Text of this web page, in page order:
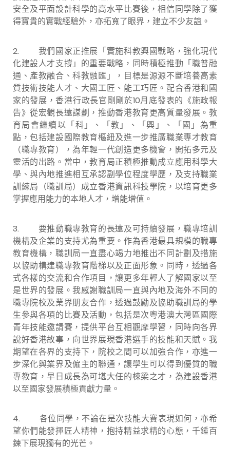
安全及平面設計科學的高水平比賽後，相信同學除了獲
得寶貴的實戰經驗外，亦拓寬了眼界，建立不少友誼。
2. 我們國家正推展「實施科教興國戰略，強化現代
化建設人才支撐」的重要戰略，同時積極推動「職普融
通、產教融合、科教融匯」，目標是源源不斷培養高素
質技術技能人才、大國工匠、能工巧匠。配合香港和國
家的發展，香港行政長官剛剛於10月底發表的《施政報
告》從宏觀長遠謀劃，推動香港教育更高質量發展。教
育局會繼續以「科」、「教」、「興」、「國」為重
點，包括建設國際教育樞紐及進一步推廣職業專才教育
（職專教育），為年輕一代創造更多機會，開拓多元及
靈活的出路。當中，教育局正積極推動成立應用科學大
學、與內地推進相互承認副學位程度學歷，及支持職業
訓練局（職訓局）成立香港資訊科技學院，以培育更多
掌握應用能力的本地人才，增能增值。
3. 要推動職專教育的長遠及可持續發展，職專培訓
機構及企業的支持尤為重要。作為香港最具規模的職專
教育機構，職訓局一直盡心竭力地推出不同計劃及措施
以協助構建職專教育階梯以及正面形象。同時，透過各
式各樣的交流和合作項目，讓更多年輕人了解國家以至
是世界的發展。我感謝職訓局一直與內地及海外不同的
職專院校及業界朋友合作，透過鼓勵及協助職訓局的學
生參與各項的比賽及活動，包括是次粵港澳大灣區國際
青年技能邀請賽，提供平台互相觀摩學習，同時向各界
說好香港故事，向世界展現香港選手的技能和天賦。我
期望在各界的支持下，院校之間可以加強合作，亦進一
步深化與業界及僱主的聯通，讓學生可以得到優質的職
專教育，早日成長為可堪大任的棟梁之才，為建設香港
以至國家發展積極貢獻力量。
4. 各位同學，不論在是次技能大賽表現如何，亦希
望你們能發揮匠人精神，抱持精益求精的心態，千錘百
鍊下展現獨有的光芒。